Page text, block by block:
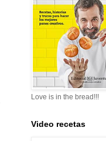
Love is in the bread!!!
Video recetas